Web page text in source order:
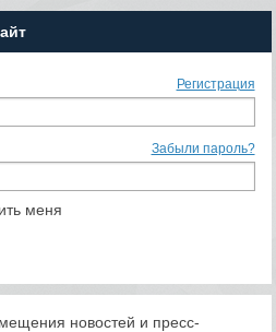
Регистрация
Забыли пароль?
меня
новостей и пресс-